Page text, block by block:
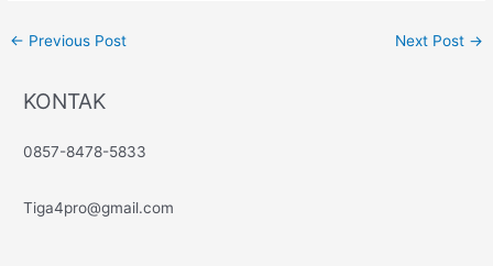
← Previous Post Next Post →
KONTAK
0857-8478-5833
Tiga4pro@gmail.com